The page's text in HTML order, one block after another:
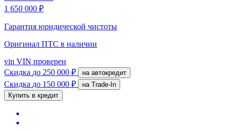
1 650 000 ₽
Гарантия юридической чистоты
Оригинал ПТС в наличии
vin VIN проверен
Скидка до 250 000 ₽ на автокредит
Скидка до 150 000 ₽
на Trade-In
Купить в кредит